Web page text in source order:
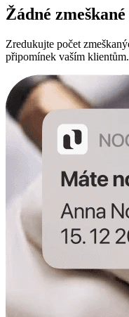
Žádné
Zredukujte počet
připomínek vaším klientům.